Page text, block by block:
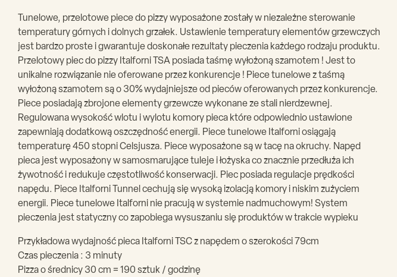
Tunelowe, przelotowe piece do pizzy wyposażone zostały w niezależne sterowanie
temperatury górnych i dolnych grzałek. Ustawienie temperatury elementów grzewczych
jest bardzo proste i gwarantuje doskonałe rezultaty pieczenia każdego rodzaju produktu.
Przelotowy piec do pizzy Italforni TSA posiada taśmę wyłożoną szamotem ! Jest to
unikalne rozwiązanie nie oferowane przez konkurencje ! Piece tunelowe z taśmą
wyłożoną szamotem są o 30% wydajniejsze od pieców oferowanych przez konkurencje.
Piece posiadają zbrojone elementy grzewcze wykonane ze stali nierdzewnej.
Regulowana wysokość wlotu i wylotu komory pieca które odpowiednio ustawione
zapewniają dodatkową oszczędność energii. Piece tunelowe Italforni osiągają
temperaturę 450 stopni Celsjusza. Piece wyposażone są w tacę na okruchy. Napęd
pieca jest wyposażony w samosmarujące tuleje i łożyska co znacznie przedłuża ich
żywotność i redukuje częstotliwość konserwacji. Piec posiada regulacje prędkości
napędu. Piece Italforni Tunnel cechują się wysoką izolacją komory i niskim zużyciem
energii. Piece tunelowe Italforni nie pracują w systemie nadmuchowym! System
pieczenia jest statyczny co zapobiega wysuszaniu się produktów w trakcie wypieku
Przykładowa wydajność pieca Italforni TSC z napędem o szerokości 79cm
Czas pieczenia : 3 minuty
Pizza o średnicy 30 cm = 190 sztuk / godzinę